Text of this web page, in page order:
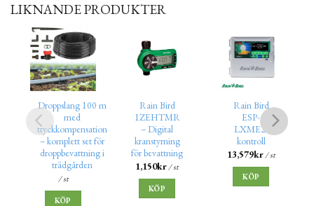
LIKNANDE PRODUKTER
Droppslang 100 m
med
tryckkompensation
– komplett set för
droppbevattning i
trädgården
/ st
KÖP
Rain Bird
1ZEHTMR
– Digital
kranstyrning
för bevattning
1,150kr / st
KÖP
Rain Bird
ESP-
LXME2-
kontroll
13,579kr/ st
KÖP